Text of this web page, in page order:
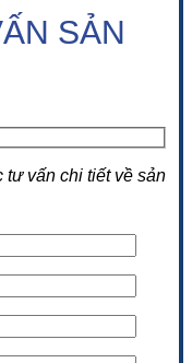
SẢN
vấn chi tiết về sản